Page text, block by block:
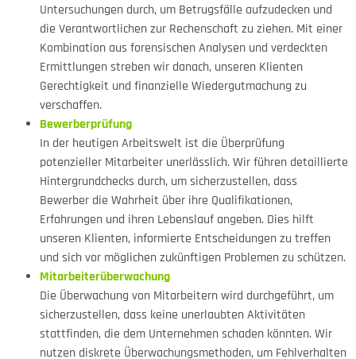
Untersuchungen durch, um Betrugsfälle aufzudecken und
die Verantwortlichen zur Rechenschaft zu ziehen. Mit einer
Kombination aus forensischen Analysen und verdeckten
Ermittlungen streben wir danach, unseren Klienten
Gerechtigkeit und finanzielle Wiedergutmachung zu
verschaffen.
Bewerberprüfung
In der heutigen Arbeitswelt ist die Überprüfung
potenzieller Mitarbeiter unerlässlich. Wir führen detaillierte
Hintergrundchecks durch, um sicherzustellen, dass
Bewerber die Wahrheit über ihre Qualifikationen,
Erfahrungen und ihren Lebenslauf angeben. Dies hilft
unseren Klienten, informierte Entscheidungen zu treffen
und sich vor möglichen zukünftigen Problemen zu schützen.
Mitarbeiterüberwachung
Die Überwachung von Mitarbeitern wird durchgeführt, um
sicherzustellen, dass keine unerlaubten Aktivitäten
stattfinden, die dem Unternehmen schaden könnten. Wir
nutzen diskrete Überwachungsmethoden, um Fehlverhalten